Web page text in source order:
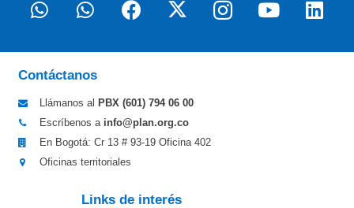
Contáctanos
Llámanos al PBX (601) 794 06 00
Escríbenos a info@plan.org.co
En Bogotá: Cr 13 # 93-19 Oficina 402
Oficinas territoriales
Links de interés